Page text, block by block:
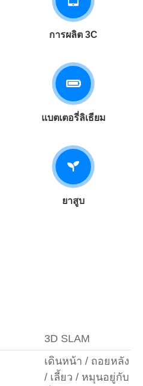
การผลิต 3C
แบตเตอรี่ลิเธียม
ยาสูบ
3D SLAM
เดินหน้า / ถอยหลัง
/ เลี้ยว / หมุนอยู่กับ